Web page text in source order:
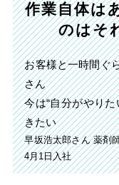
作業自体は
のはそ
お客様と一時間ぐ
さん
今は“自分がやり
きたい
早坂浩太郎さん薬剤
4月1日入社